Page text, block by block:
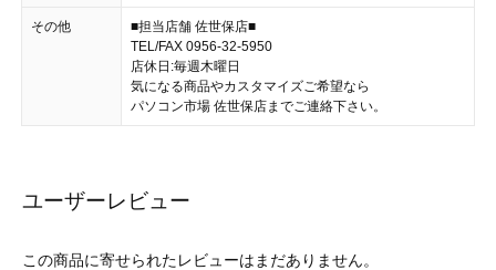
その他
■担当店舗 佐世保店■
TEL/FAX 0956-32-5950
店休日:毎週木曜日
気になる商品やカスタマイズご希望なら
パソコン市場 佐世保店までご連絡下さい。
ユーザーレビュー
この商品に寄せられたレビューはまだありません。